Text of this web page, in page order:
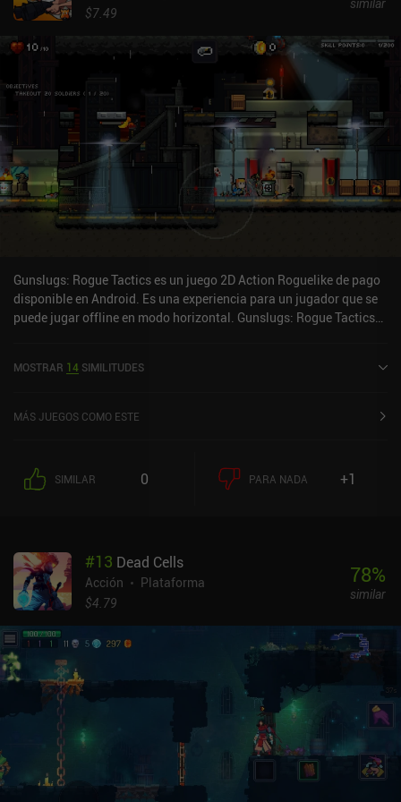
y esperar lo mejor. Esto, unido a las animaciones de las
golpean, hace que el combate resulte estupendo. Cuando morimos,
volvemos a nuestro campamento, donde podemos subir de nivel a
nuestro personaje, equiparnos con nuevo equipo, desbloquear
nuevas habilidades y mejorar nuestras estadísticas. Toda esta
progresión es permanente, lo que nos permite llegar más lejos en
la siguiente partida. Endless Wander se monetiza mediante
anuncios incentivados para obtener recompensas extra, e iAPs
para dos clases de personaje adicionales, un pase de batalla,
moneda premium y un pack mensual que elimina los anuncios
durante 30 días. Estas compras te permiten progresar más rápido,
pero no parecen necesarias en absoluto. Por desgracia, los dos
$7.49
Gunslugs: Rogue Tactics es un juego 2D Action Roguelike de pago
disponible en Android. Es una experiencia para un jugador que se
puede jugar offline en modo horizontal. Gunslugs: Rogue Tactics
MOSTRAR 14 SIMILITUDES
MÁS JUEGOS COMO ESTE
SIMILAR 0 PARA NADA +1
#13 Dead Cells
Acción
Plataforma
$4.79
78%
similar